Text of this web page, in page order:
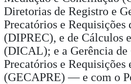
Diretorias de Registro e
Precatórios e Requisições
(DIPREC), e de Cálculos
(DICAL); e a Gerência de
Precatórios e Requisições
(GECAPRE) — e com o